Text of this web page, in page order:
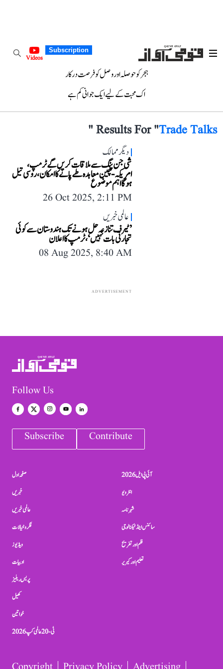
Subscription
Videos
ہجر کو حوصلہ اور وصل کو فرصت درکار
اک محبت کے لیے ایک جوانی کم ہے
Results For "Trade Talks
"
دیگر ممالک
شی جن پنگ سے ملاقات کریں گے ٹرمپ،
امریکہ-چین معاہدہ طے پانے کا امکان، روسی تیل
ہوگا اہم موضوع
26 Oct 2025, 2:11 PM
عالمی خبریں
’ٹیرف تنازعہ حل ہونے تک ہندوستان سے کوئی
تجارتی بات نہیں‘، ٹرمپ کا اعلان
08 Aug 2025, 8:40 AM
ADVERTISEMENT
Follow Us
Subscribe Contribute
صفحہ اول
خبریں
عالمی خبریں
فکر و خیالات
ویڈیوز
ادبیات
پریس ریلیز
کھیل
خواتین
ٹی-20 عالمی کپ 2026
آئی پی ایل 2026
انٹرویو
شہرنامہ
سائنس اینڈ ٹیکنالوجی
فلم اور تفریح
تعلیم اور کیریر